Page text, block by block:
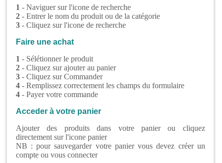
1 - Naviguer sur l'icone de recherche
2- Entrer le nom du produit ou de la catégorie
3- Cliquez sur l'icone de recherche
Faire une achat
1 - Sélétionner le produit
2- Cliquez sur ajouter au panier
3- Cliquez sur Commander
4- Remplissez correctement les champs du formulaire
4- Payer votre commande
Acceder à votre panier
Ajouter des produits dans votre panier ou cliquez
directement sur l'icone panier
NB : pour sauvegarder votre panier vous devez créer un
compte ou vous connecter